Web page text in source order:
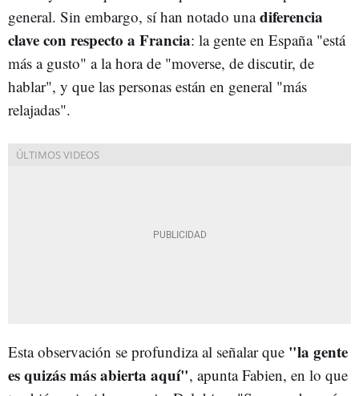
general. Sin embargo, sí han notado unadiferencia
clave con respecto a Francia: la gente en España "está
más a gusto" a la hora de "moverse, de discutir, de
hablar", y que las personas están en general "más
relajadas".
Esta observación se profundiza al señalar que "la gente
es quizás más abierta aquí", apunta Fabien, en lo que